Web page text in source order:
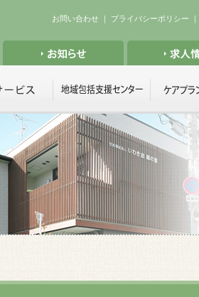
お問い合わせ ｜ プライバシーポリシー ｜